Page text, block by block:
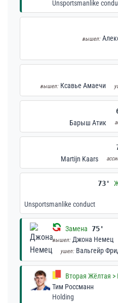
Unsportsmanlike
вышел:
вышел: Ксавье Амаечи
Барыш Атик
Martijn Kaars
73'
Unsportsmanlike conduct
Замена 75'
вышел: Джона Немец
ушел: Вальгейр
Вторая Жёлтая >
Тим Россманн
Holding